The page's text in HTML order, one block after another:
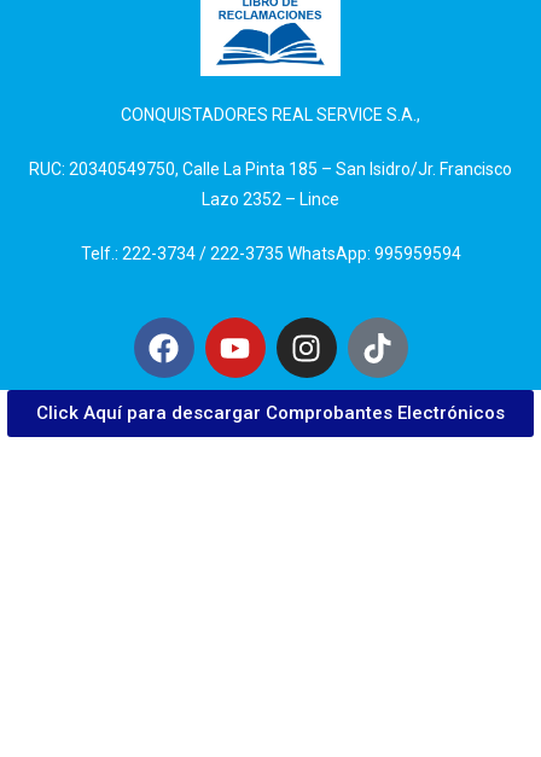
CONQUISTADORES REAL SERVICE S.A.,
RUC: 20340549750, Calle La Pinta 185 – San Isidro/Jr. Francisco
Lazo 2352 – Lince
Telf.: 222-3734 / 222-3735 WhatsApp: 995959594
Click Aquí para descargar Comprobantes Electrónicos